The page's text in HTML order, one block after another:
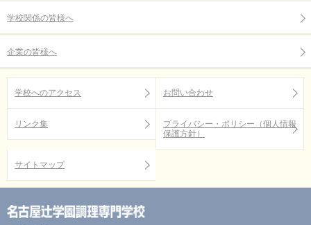
学校関係の皆様へ
企業の皆様へ
学校へのアクセス お問い合わせ
リンク集
プライバシー・ポリシー（個人情報
保護方針）
サイトマップ